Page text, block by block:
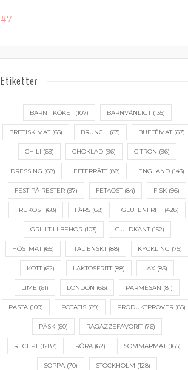
#7
Etiketter
BARN I KÖKET(107) BARNVÄNLIGT(135)
BRITTISK MAT(65) BRUNCH (63) BUFFÉMAT(67)
CHILI (69) CHOKLAD(96) CITRON (96)
DRESSING (68) EFTERRÄTT(88) ENGLAND(143)
FEST PÅ RESTER (97) FETAOST(84) FISK (96)
FRUKOST(68) FÄRS (68) GLUTENFRITT(428)
GRILLTILLBEHÖR(103) GULDKANT(152)
HÖSTMAT(65) ITALIENSKT(88) KYCKLING (75)
KÖTT(62) LAKTOSFRITT(88) LAX (83)
LIME (61) LONDON (66) PARMESAN (81)
PASTA (109) POTATIS (69) PRODUKTPROVER (85)
PÅSK (60) RAGAZZEFAVORIT(76)
RECEPT(1287) RÖRA(62) SOMMARMAT(165)
SOPPA (70) STOCKHOLM (128)